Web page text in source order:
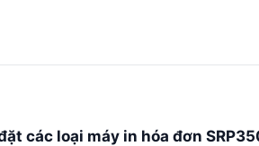
các loại máy in hóa đơn